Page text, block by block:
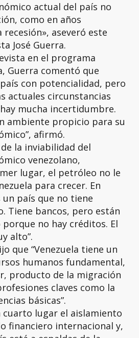
actual del país no
como en años
aseveró este
José Guerra.
en el programa
Guerra comentó que
con potencialidad, pero
actuales circunstancias
mucha incertidumbre.
ambiente propicio para su
afirmó.
la inviabilidad del
venezolano,
lugar, el petróleo no le
para crecer. En
país que no tiene
Tiene bancos, pero están
no hay créditos. El
alto”.
que “Venezuela tiene un
humanos fundamental,
producto de la migración
claves como la
básicas”.
cuarto lugar el aislamiento
financiero internacional y,